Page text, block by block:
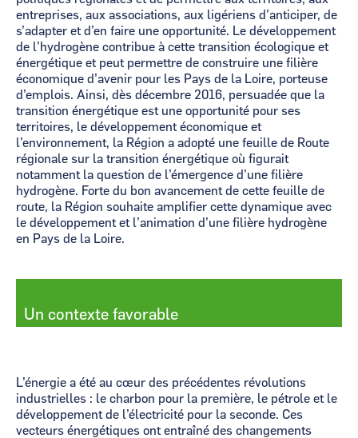
entreprises, aux associations, aux ligériens d’anticiper, de
s’adapter et d’en faire une opportunité. Le développement
de l’hydrogène contribue à cette transition écologique et
énergétique et peut permettre de construire une filière
économique d’avenir pour les Pays de la Loire, porteuse
d’emplois. Ainsi, dès décembre 2016, persuadée que la
transition énergétique est une opportunité pour ses
territoires, le développement économique et
l’environnement, la Région a adopté une feuille de Route
régionale sur la transition énergétique où figurait
notamment la question de l’émergence d’une filière
hydrogène. Forte du bon avancement de cette feuille de
route, la Région souhaite amplifier cette dynamique avec
le développement et l’animation d’une filière hydrogène
en Pays de la Loire.
Un contexte favorable
L’énergie a été au cœur des précédentes révolutions
industrielles : le charbon pour la première, le pétrole et le
développement de l’électricité pour la seconde. Ces
vecteurs énergétiques ont entraîné des changements